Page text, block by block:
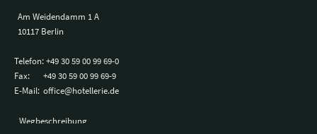
Am Weidendamm 1 A
10117 Berlin
Telefon:+49 30 59 00 99 69-0
Fax:
+49 30 59 00 99 69-9
E-Mail: office@hotellerie.de
Wegbeschreibung